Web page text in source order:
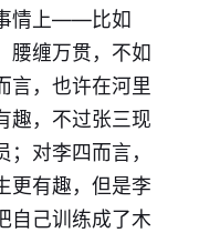
情上——比如
腰缠万贯，不如
言，也许在河里
趣，不过张三现
对李四而言，
更有趣，但是李
自己训练成了木